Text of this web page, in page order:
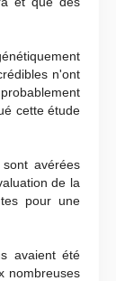
n'ont
cette étude
avérées
de la
pour une
avaient été
nombreuses